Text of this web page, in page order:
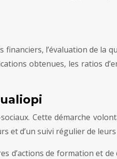
l’évaluation de la
obtenues, les ratios
Cette démarche
et d’un suivi régulier de
d’actions de formation et